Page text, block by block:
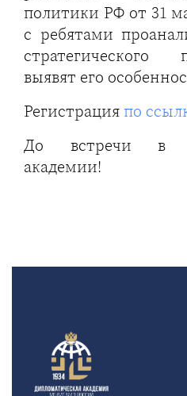
политики РФ от 31
с ребятами
выявят его
Регистрация по
До встречи в
академии!